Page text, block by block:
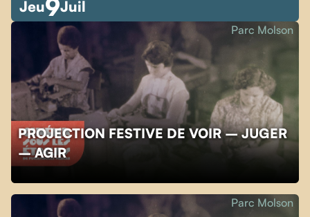
Jeu9Juil
PROJECTION FESTIVE DE VOIR – JUGER
– AGIR
Parc Molson
Parc Molson